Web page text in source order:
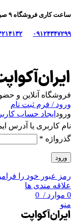
ساعت کاری فروشگاه ۹ صبح تا ۹ شب
۰۹۱۲۴۳۴۷۲۹۹
فروشگاه آنلاین و
ورود / فرم ثبت نام
ورود ایجاد حساب
نام کاربری یا آدرس
گذرواژه *
ورود
رمز عبور خود را
علاقه مندی ها
0 موارد /
منو